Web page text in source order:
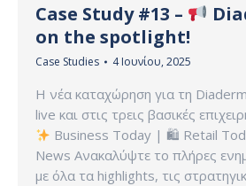
Case Study #13 –
on the spotlight!
Case Studies 4 Ιουνίου, 2025
Η νέα καταχώρηση για τη
live και στις τρεις βασικές
Business Today | 🛍 Retail
News Ανακαλύψτε το πλήρες
με όλα τα highlights, τις